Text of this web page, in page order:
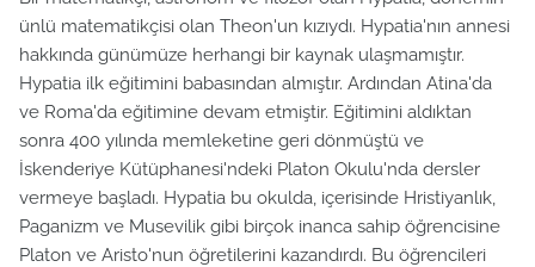
ünlü matematikçisi olan Theon'un kızıydı. Hypatia'nın annesi
hakkında günümüze herhangi bir kaynak ulaşmamıştır.
Hypatia ilk eğitimini babasından almıştır. Ardından Atina'da
ve Roma'da eğitimine devam etmiştir. Eğitimini aldıktan
sonra 400 yılında memleketine geri dönmüştü ve
İskenderiye Kütüphanesi'ndeki Platon Okulu'nda dersler
vermeye başladı. Hypatia bu okulda, içerisinde Hristiyanlık,
Paganizm ve Musevilik gibi birçok inanca sahip öğrencisine
Platon ve Aristo'nun öğretilerini kazandırdı. Bu öğrencileri